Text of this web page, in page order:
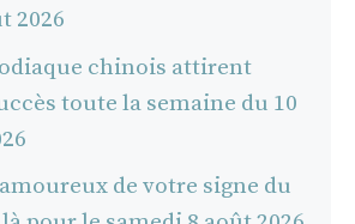
2026
chinois attirent
toute la semaine du 10
de votre signe du